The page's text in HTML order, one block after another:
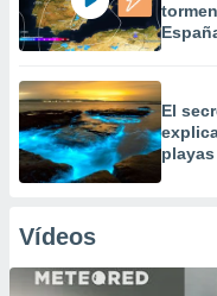
El
Vídeos